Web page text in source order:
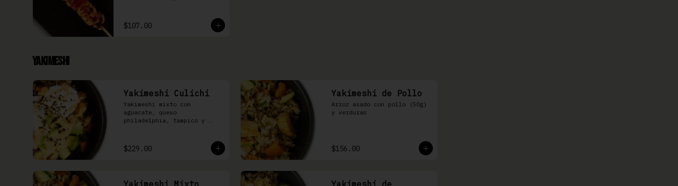
$107.00
Yakimeshi
Yakimeshi Culichi
Yakimeshi mixto con
aguacate, queso
philadelphia, tampico y
$229.00
Yakimeshi de Pollo
Arroz asado con pollo (50g)
y verduras
$156.00
Yakimeshi Mixto
Yakimeshi de